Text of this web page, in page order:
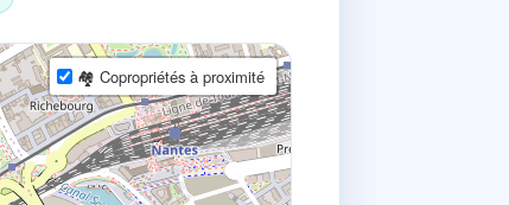
🏘 Copropriétés à proximité